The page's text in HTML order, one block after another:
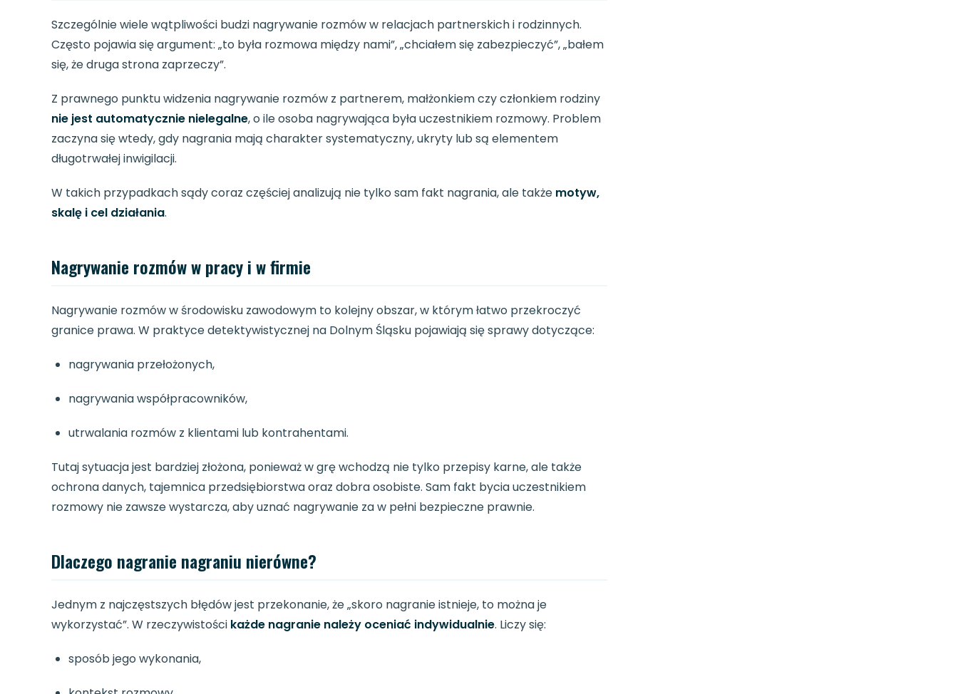
Szczególnie wiele wątpliwości budzi nagrywanie rozmów w relacjach partnerskich i rodzinnych.
Często pojawia się argument: „to była rozmowa między nami”, „chciałem się zabezpieczyć”, „bałem
się, że druga strona zaprzeczy”.
Z prawnego punktu widzenia nagrywanie rozmów z partnerem, małżonkiem czy członkiem rodziny
nie jest automatycznie nielegalne, o ile osoba nagrywająca była uczestnikiem rozmowy. Problem
zaczyna się wtedy, gdy nagrania mają charakter systematyczny, ukryty lub są elementem
długotrwałej inwigilacji.
W takich przypadkach sądy coraz częściej analizują nie tylko sam fakt nagrania, ale także motyw,
skalę i cel działania.
Nagrywanie rozmów w pracy i w firmie
Nagrywanie rozmów w środowisku zawodowym to kolejny obszar, w którym łatwo przekroczyć
granice prawa. W praktyce detektywistycznej na Dolnym Śląsku pojawiają się sprawy dotyczące:
nagrywania przełożonych,
nagrywania współpracowników,
utrwalania rozmów z klientami lub kontrahentami.
Tutaj sytuacja jest bardziej złożona, ponieważ w grę wchodzą nie tylko przepisy karne, ale także
ochrona danych, tajemnica przedsiębiorstwa oraz dobra osobiste. Sam fakt bycia uczestnikiem
rozmowy nie zawsze wystarcza, aby uznać nagrywanie za w pełni bezpieczne prawnie.
Dlaczego nagranie nagraniu nierówne?
Jednym z najczęstszych błędów jest przekonanie, że „skoro nagranie istnieje, to można je
wykorzystać”. W rzeczywistości każde nagranie należy oceniać indywidualnie. Liczy się:
sposób jego wykonania,